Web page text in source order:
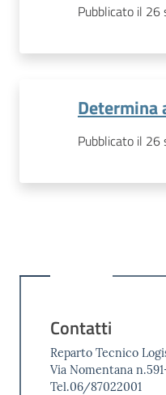
Pubblicato il
Determina
Pubblicato il
Contatti
Reparto Tecnico
Via Nomentana
Tel.06/87022001